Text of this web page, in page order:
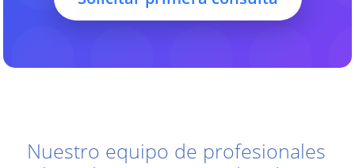
Nuestro equipo de profesionales